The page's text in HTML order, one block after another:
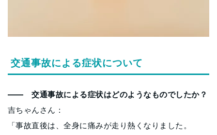
交通事故による症状について
―― 交通事故による症状はどのようなものでしたか？
吉ちゃんさん：
「事故直後は、全身に痛みが走り熱くなりました。